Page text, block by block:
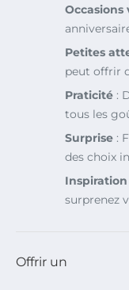
Occasions
Petites
peut offrir
Praticité :
tous les
Surprise :
des choix
Inspiration
surprenez
Offrir un